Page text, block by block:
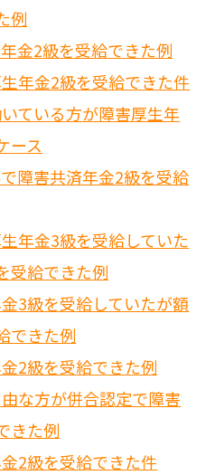
例
金2級を受給できた例
年金2級を受給できた件
ている方が障害厚生年
ース
障害共済年金2級を受給
年金3級を受給していた
受給できた例
3級を受給していたが額
できた例
2級を受給できた例
な方が併合認定で障害
きた例
2級を受給できた件